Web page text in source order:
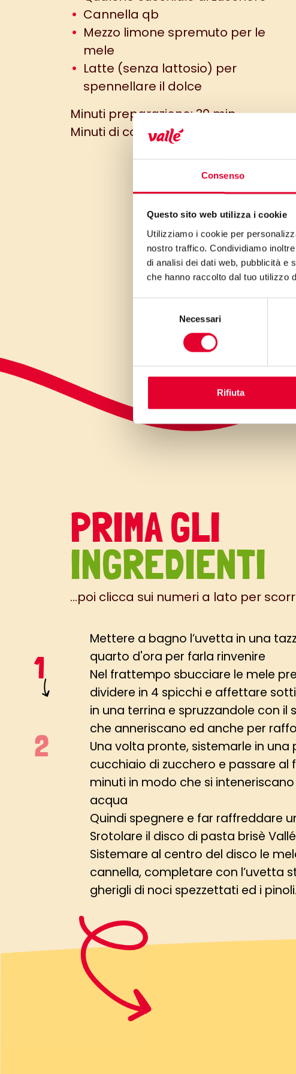
Consenso
Questo sito web utilizza i cookie
Utilizziamo i cookie per
nostro traffico. Condividiamo
di analisi dei dati web, pubblicità e
che hanno raccolto dal tuo utilizzo
Necessari
Rifiuta
Cannella qb
Mezzo limone spremuto per le
mele
Latte (senza lattosio) per
spennellare il dolce
Minuti preparazione: 30 min
Minuti di cottura: 30
PRIMA GLI
INGREDIENTI
...poi clicca sui numeri a lato per
Mettere a bagno l’uvetta in una
quarto d'ora per farla rinvenire
Nel frattempo sbucciare le mele
dividere in 4 spicchi e affettare
in una terrina e spruzzandole con
che anneriscano ed anche per
Una volta pronte, sistemarle in
cucchiaio di zucchero e passare al
minuti in modo che si
acqua
Quindi spegnere e far raffreddare
Srotolare il disco di pasta brisè Vallé
Sistemare al centro del disco le
cannella, completare con l’uvetta
gherigli di noci spezzettati ed i pinoli.
tagli che permettano la fuoriuscita
Con un pennello, inumidire il dolce
spolverizzare di zucchero semolato
Riporre il dolce su una teglia